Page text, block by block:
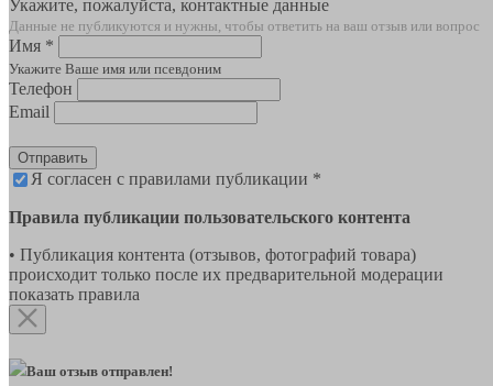
Укажите, пожалуйста, контактные данные
Данные не публикуются и нужны, чтобы ответить на ваш отзыв или вопрос
Имя *
Укажите Ваше имя или псевдоним
Телефон
Email
Отправить
Я согласен с правилами публикации *
Правила публикации пользовательского контента
• Публикация контента (отзывов, фотографий товара)
происходит только после их предварительной модерации
показать правила
Ваш отзыв отправлен!